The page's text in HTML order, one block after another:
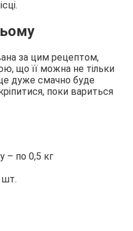
за цим рецептом,
що її можна не тільки
дуже смачно буде
поки вариться
– по 0,5 кг
шт.